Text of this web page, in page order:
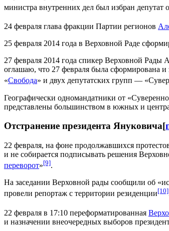
министра внутренних дел был избран депутат
24 февраля глава фракции Партии регионов
25 февраля 2014 года в Верховной Раде
27 февраля 2014 года спикер Верховной Рады
оглашаю, что 27 февраля была сформирована
«Свобода» и двух депутатских групп —
Географически одномандатники от
представлены большинством в южных и
Отстранение президента Януковича[
22 февраля, на фоне продолжавшихся
и не собирается подписывать решения
переворот»[9].
На заседании Верховной рады сообщили об
провели репортаж с территории резиденции[10]
22 февраля в 17:10 переформатированная
и назначении внеочередных выборов